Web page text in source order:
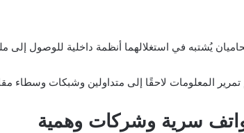
يُشتبه في استغلالهما أنظمة داخلية للوصول
تمرير المعلومات لاحقًا إلى متداولين وشبكات وسطاء
سرية وشركات وهمية